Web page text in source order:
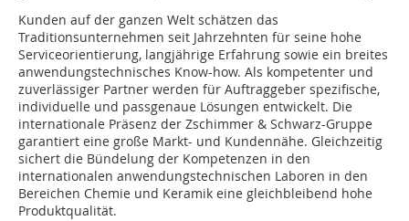
Kunden auf der ganzen Welt schätzen das
Traditionsunternehmen seit Jahrzehnten für seine hohe
Serviceorientierung, langjährige Erfahrung sowie ein breites
anwendungstechnisches Know-how. Als kompetenter und
zuverlässiger Partner werden für Auftraggeber spezifische,
individuelle und passgenaue Lösungen entwickelt. Die
internationale Präsenz der Zschimmer & Schwarz-Gruppe
garantiert eine große Markt- und Kundennähe. Gleichzeitig
sichert die Bündelung der Kompetenzen in den
internationalen anwendungstechnischen Laboren in den
Bereichen Chemie und Keramik eine gleichbleibend hohe
Produktqualität.